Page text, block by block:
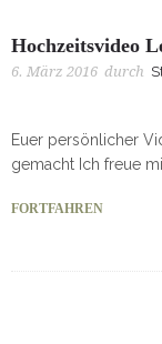
Hochzeitsvideo
6. März 2016 durch
Euer persönlicher
gemacht Ich freue
FORTFAHREN